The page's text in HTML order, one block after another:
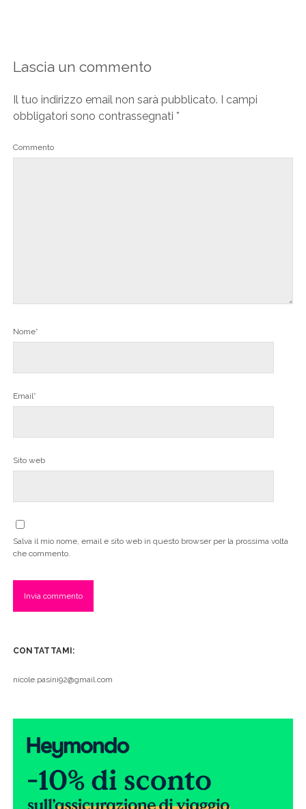
Lascia un commento
Il tuo indirizzo email non sarà pubblicato. I campi
obbligatori sono contrassegnati *
Commento
Nome*
Email*
Sito web
Salva il mio nome, email e sito web in questo browser per la prossima volta
che commento.
CONTATTAMI:
nicole.pasini92@gmail.com